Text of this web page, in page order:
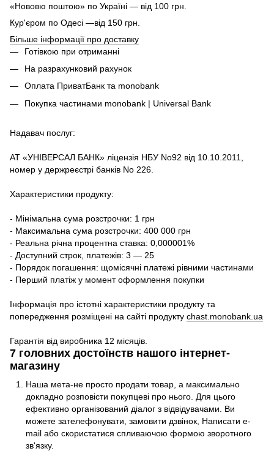
«Нововю поштою» по Україні — від 100 грн.
Кур'єром по Одесі —від 150 грн.
Більше інформації про доставку
Готівкою при отриманні
На разрахунковий рахунок
Оплата ПриватБанк та monobank
Покупка частинами monobank | Universal Bank
Надавач послуг:
АТ «УНІВЕРСАЛ БАНК» ліцензія НБУ No92 від 10.10.2011,
номер у держреєстрі банків No 226.
Характеристики продукту:
- Мінімальна сума розстрочки: 1 грн
- Максимальна сума розстрочки: 400 000 грн
- Реальна річна процентна ставка: 0,000001%
- Доступний строк, платежів: 3 — 25
- Порядок погашення: щомісячні платежі рівними частинами
- Перший платіж у момент оформлення покупки
Інформація про істотні характеристики продукту та
попередження розміщені на сайті продукту chast.monobank.ua
Гарантія від виробника 12 місяців.
7 головних достоїнств нашого інтернет-
магазину
Наша мета-не просто продати товар, а максимально
докладно розповісти покупцеві про нього. Для цього
ефективно організований діалог з відвідувачами. Ви
можете зателефонувати, замовити дзвінок, Написати e-
mail або скористатися спливаючою формою зворотного
зв'язку.